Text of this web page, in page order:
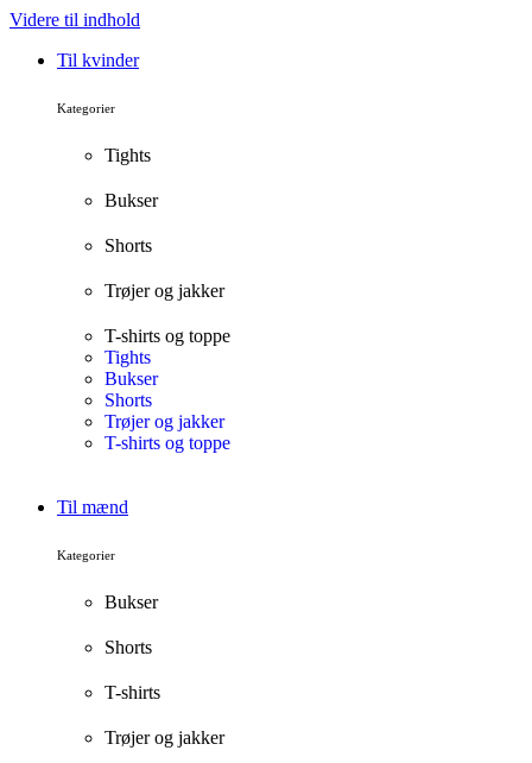
Videre til indhold
Til kvinder
Kategorier
Tights
Bukser
Shorts
Trøjer og jakker
T-shirts og toppe
Tights
Bukser
Shorts
Trøjer og jakker
T-shirts og toppe
Til mænd
Kategorier
Bukser
Shorts
T-shirts
Trøjer og jakker